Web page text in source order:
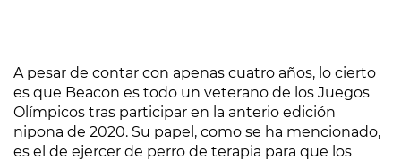
A pesar de contar con apenas cuatro años, lo cierto
es que Beacon es todo un veterano de los Juegos
Olímpicos tras participar en la anterio edición
nipona de 2020. Su papel, como se ha mencionado,
es el de ejercer de perro de terapia para que los